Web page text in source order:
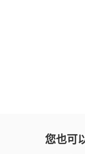
您也可